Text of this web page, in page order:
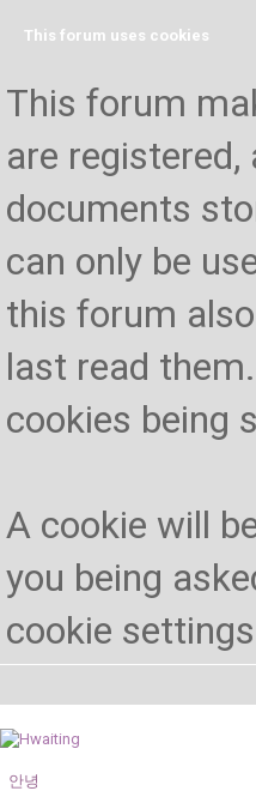
This forum uses cookies
This forum
are
documents
can only be
this forum
last read
cookies being
A cookie will
you being
cookie
안녕